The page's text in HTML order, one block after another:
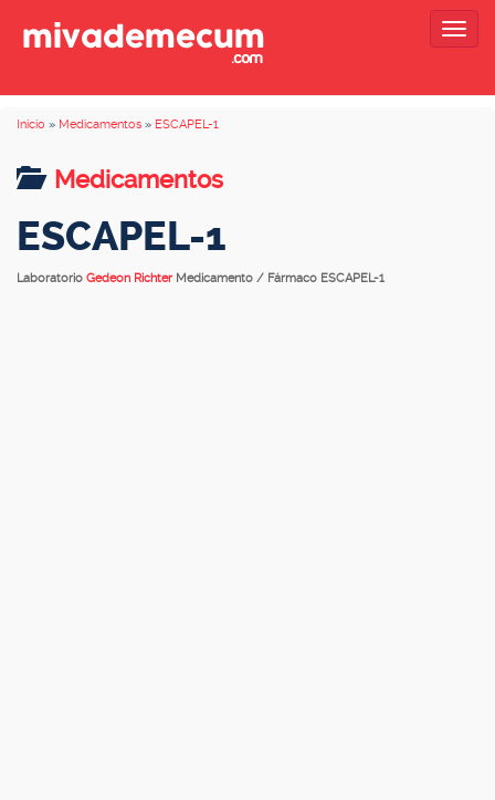
Inicio » Medicamentos » ESCAPEL-1
Medicamentos
ESCAPEL-1
Laboratorio Gedeon Richter Medicamento / Fármaco ESCAPEL-1